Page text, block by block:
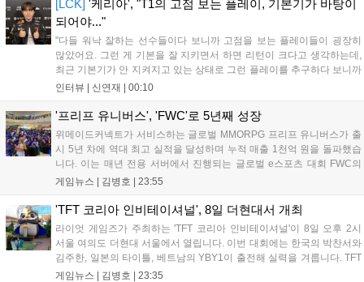
[LCK] '케리아', "T1의 고점 보는 플레이, 기본기가 바탕이
되어야..."
"다들 워낙 잘하는 선수들이다 보니까 고점을 보는 플레이들이 굉장히
많았어요. 그런 게 기본을 잘 지키면서 하면 리턴이 크다고 생각하는데,
최근 기본기가 안 지켜지고 있는 상태로 그런 플레이를 추구하다 보니까
팀적으로 안 좋은 사고가 계속 많이 났던 것 같습니다." T1은 6일 서울 종
인터뷰 | 신연재 00:10
'프리프 유니버스', 'FWC'로 5년째 성장
위메이드커넥트가 서비스하는 글로벌 MMORPG 프리프 유니버스가 출
시 5년 차에 역대 최고 실적을 달성하며 누적 매출 1천억 원을 돌파했습
니다. 이는 매년 전용 서버에서 진행되는 글로벌 e스포츠 대회 FWC의
영향이 큽니다. FWC는 이용자가 동일한 조건에서 시즌을 함께 즐기는
대폭 상승하는 성과를 냈습니다. 오는 10월 필리핀 마닐라에서 총상금
11만 달러 규모의 제4회 FWC 그랜드 파이널이 개최될 예정이며, 위메
이드커넥트는 이를 통해 커뮤니티 중심의 장기 성장 모델을 지속할 방침
입니다....
게임뉴스 | 김병호 23:55
'TFT 코리아 인비테이셔널', 8일 더현대서 개최
라이엇 게임즈가 주최하는 'TFT 코리아 인비테이셔널'이 8일 오후 2시
서울 여의도 더현대 서울에서 열립니다. 이번 대회에는 한국의 박찬서와
김주한, 일본의 타이틀, 베트남의 YBY1이 출전해 실력을 겨룹니다. TFT
는 소속팀 없이 개인 자격으로 참가하는 독특한 대회 구조를 가지며, 누
게임뉴스 | 김병호 23:35